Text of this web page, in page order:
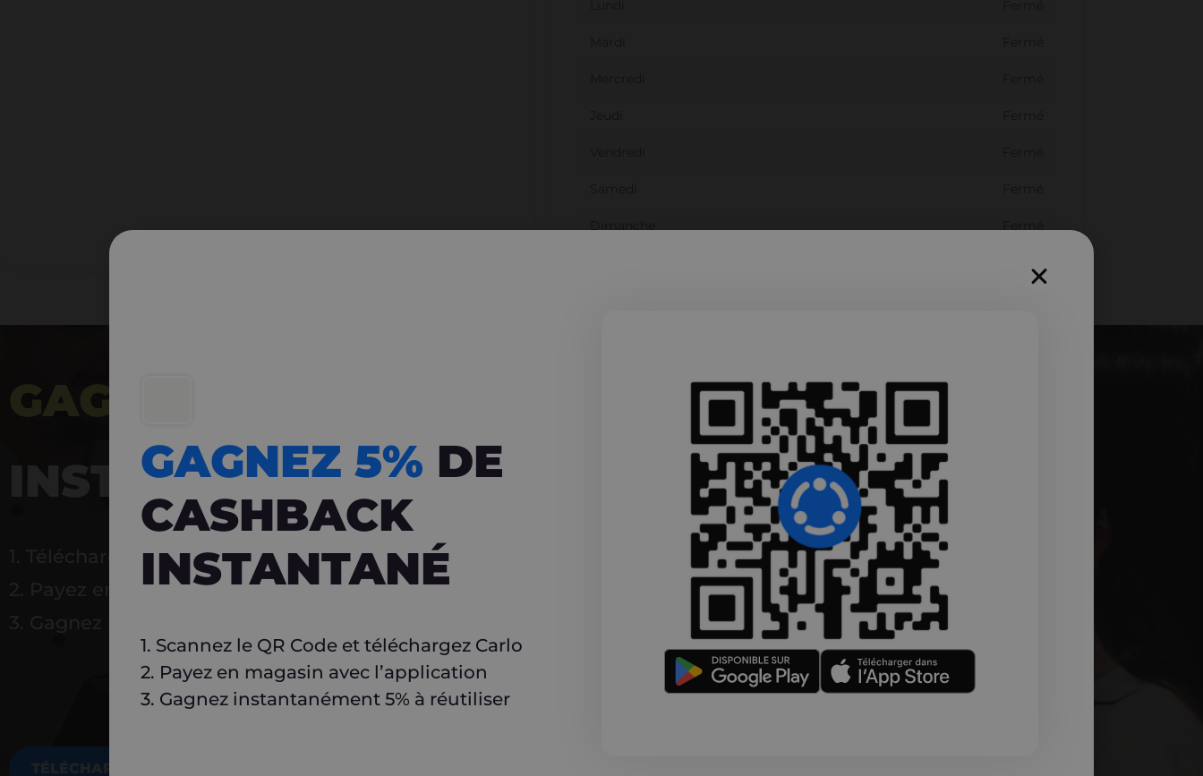
GAGNEZ 5%
INSTANTANÉ
1. Téléchargez Carlo
2. Payez en magasin avec l’application
TÉLÉCHARGEZ MAINTENANT
GAGNEZ 5% DE
CASHBACK
INSTANTANÉ
1. Scannez le QR Code et téléchargez Carlo
2. Payez en magasin avec l’application
3. Gagnez instantanément 5% à réutiliser